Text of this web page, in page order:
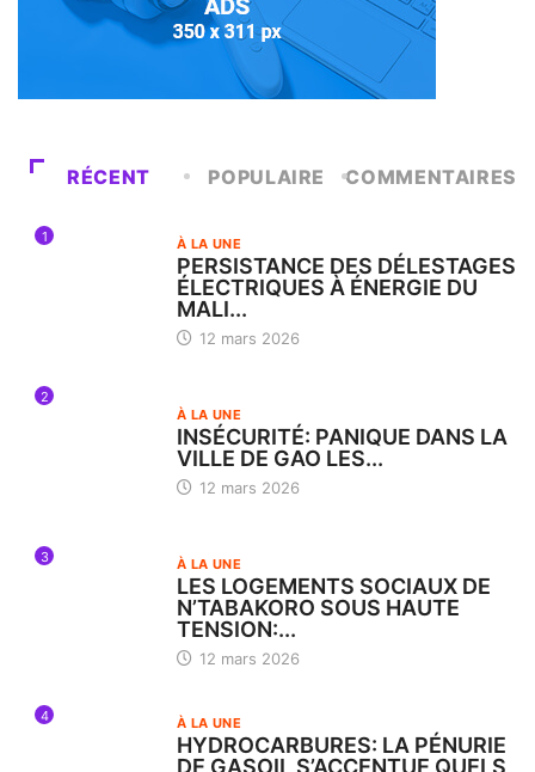
RÉCENT POPULAIRE COMMENTAIRES
1 À LA UNE
PERSISTANCE DES DÉLESTAGES
ÉLECTRIQUES À ÉNERGIE DU
MALI...
12 mars 2026
2
À LA UNE
INSÉCURITÉ: PANIQUE DANS LA
VILLE DE GAO LES...
12 mars 2026
3 À LA UNE
LES LOGEMENTS SOCIAUX DE
N’TABAKORO SOUS HAUTE
TENSION:...
12 mars 2026
4 À LA UNE
HYDROCARBURES: LA PÉNURIE